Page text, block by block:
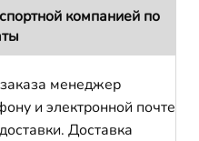
компанией по
менеджер
и электронной почте
Доставка